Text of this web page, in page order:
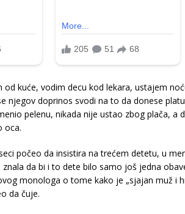
od kuće, vodim decu kod lekara, ustajem
njegov doprinos svodi na to da donese
pelenu, nikada nije ustao zbog plača, a
oca.
počeo da insistira na trećem detetu, u
da bi i to dete bilo samo još jedna
monologa o tome kako je „sjajan muž i
da čuje.